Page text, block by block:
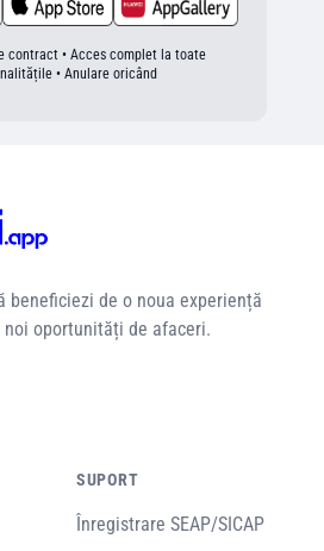
contract • Acces complet la toate
• Anulare oricând
beneficiezi de o noua experiență
oportunități de afaceri.
SUPORT
Înregistrare SEAP/SICAP